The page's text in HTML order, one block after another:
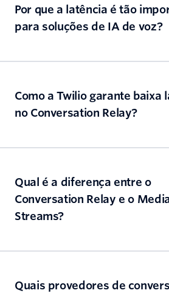
Por que a latência é tão
para soluções de IA de voz?
Como a Twilio garante baixa
no Conversation Relay?
Qual é a diferença entre o
Conversation Relay e o
Streams?
Quais provedores de